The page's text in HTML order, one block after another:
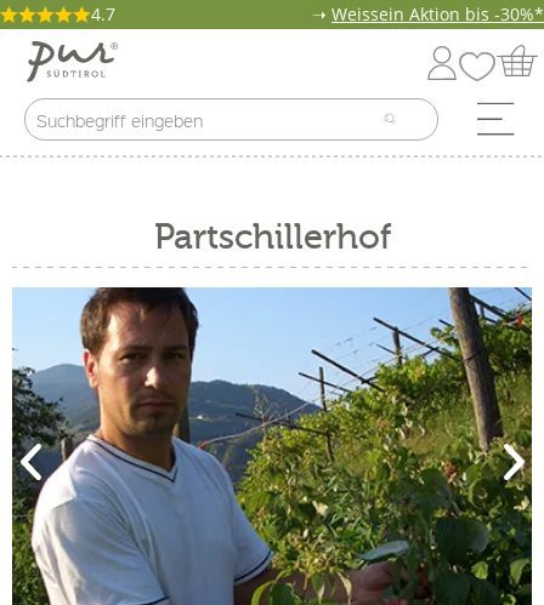
4.7 ➝ Weissein Aktion bis -30%*
Partschillerhof